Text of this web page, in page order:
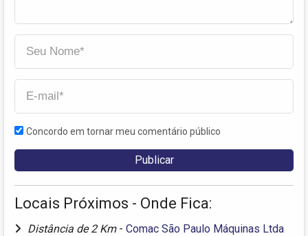
Concordo em tornar meu comentário público
Locais Próximos - Onde Fica:
Distância de 2 Km - Comac São Paulo Máquinas Ltda